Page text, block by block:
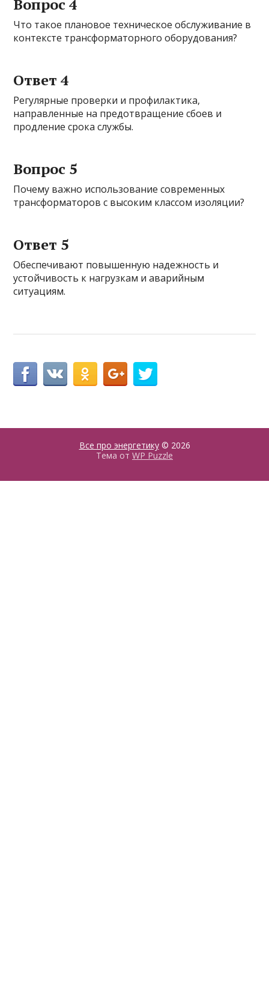
Вопрос 4
Что такое плановое техническое обслуживание в
контексте трансформаторного оборудования?
Ответ 4
Регулярные проверки и профилактика,
направленные на предотвращение сбоев и
продление срока службы.
Вопрос 5
Почему важно использование современных
трансформаторов с высоким классом изоляции?
Ответ 5
Обеспечивают повышенную надежность и
устойчивость к нагрузкам и аварийным
ситуациям.
Все про энергетику© 2026
Тема от WP Puzzle